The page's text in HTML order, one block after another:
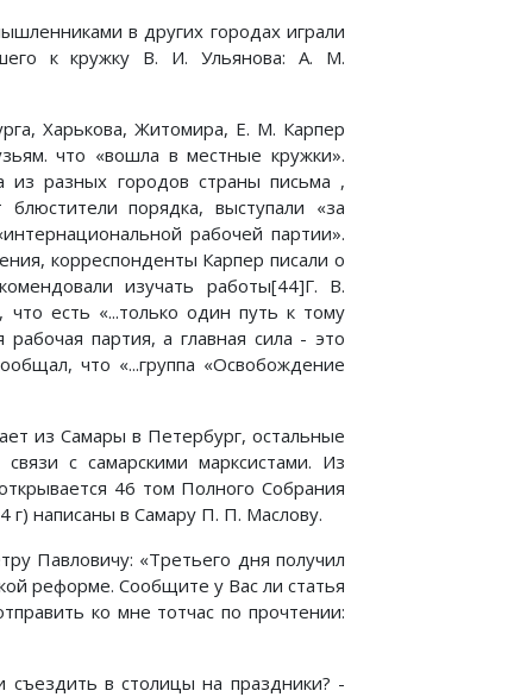
в других городах играли
к кружку В. И. Ульянова: А. М.
Харькова, Житомира, Е. М. Карпер
что «вошла в местные кружки».
из разных городов страны письма ,
порядка, выступали «за
рабочей партии».
корреспонденты Карпер писали о
изучать работы[44]Г. В.
что есть «...только один путь к тому
партия, а главная сила - это
что «...группа «Освобождение
из Самары в Петербург, остальные
с самарскими марксистами. Из
46 том Полного Собрания
написаны в Самару П. П. Маслову.
Павловичу: «Третьего дня получил
реформе. Сообщите у Вас ли статья
ко мне тотчас по прочтении:
в столицы на праздники? -